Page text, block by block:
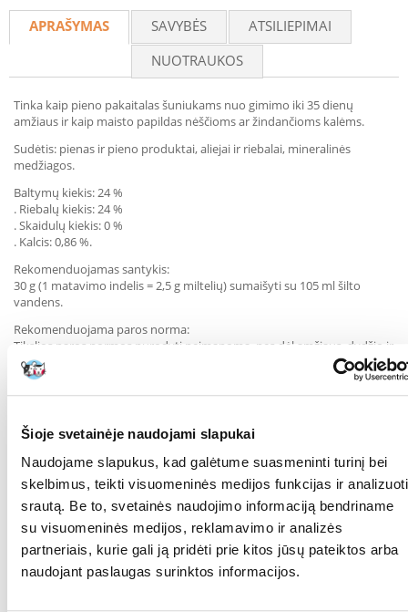
Šioje svetainėje naudojami slapukai
Naudojame slapukus, kad galėtume suasmeninti turinį bei
skelbimus, teikti visuomeninės medijos funkcijas ir analizuoti
srautą. Be to, svetainės naudojimo informaciją bendriname
su visuomeninės medijos, reklamavimo ir analizės
partneriais, kurie gali ją pridėti prie kitos jūsų pateiktos arba
naudojant paslaugas surinktos informacijos.
APRAŠYMAS SAVYBĖS
ATSILIEPIMAI
NUOTRAUKOS
Tinka kaip pieno pakaitalas šuniukams nuo gimimo iki 35 dienų
amžiaus ir kaip maisto papildas nėščioms ar žindančioms kalėms.
Sudėtis: pienas ir pieno produktai, aliejai ir riebalai, mineralinės
medžiagos.
Baltymų kiekis: 24 %
. Riebalų kiekis: 24 %
. Skaidulų kiekis: 0 %
. Kalcis: 0,86 %.
Rekomenduojamas santykis:
30 g (1 matavimo indelis = 2,5 g miltelių) sumaišyti su 105 ml šilto
vandens.
Rekomenduojama paros norma:
Tikslios paros normos nurodyti neįmanoma, nes dėl amžiaus, dydžio ir
veislės labai skiriasi energijos poreikis.
KOKIAM
Šunims
GAMINTOJAS: Beaphar, Danija
Parametrai
AUGINTINIO DYDIS:
PAKUOTĖS SVORIS
(KG):
0.25